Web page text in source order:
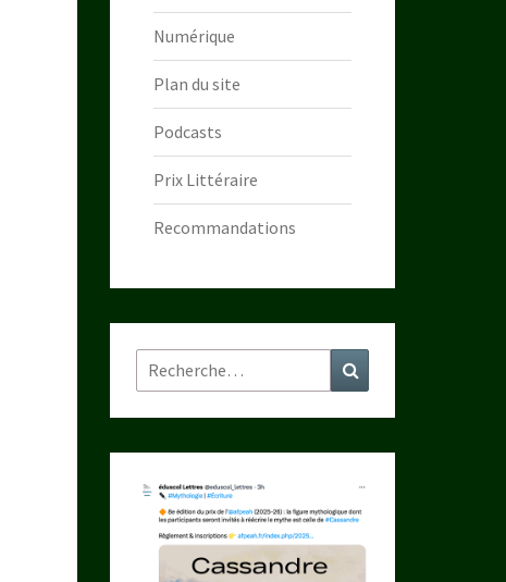
Numérique
Plan du site
Podcasts
Prix Littéraire
Recommandations
Rechercher :